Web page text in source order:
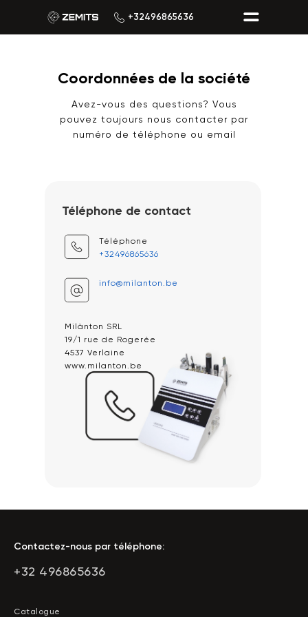
+32496865636
Coordonnées de la société
Avez-vous des questions? Vous
pouvez toujours nous contacter par
numéro de téléphone ou email
Téléphone de contact
Téléphone
+32496865636
info@milanton.be
Milànton SRL
19/1 rue de Rogerée
4537 Verlaine
www.milanton.be
Contactez-nous par téléphone:
+32 496865636
Catalogue